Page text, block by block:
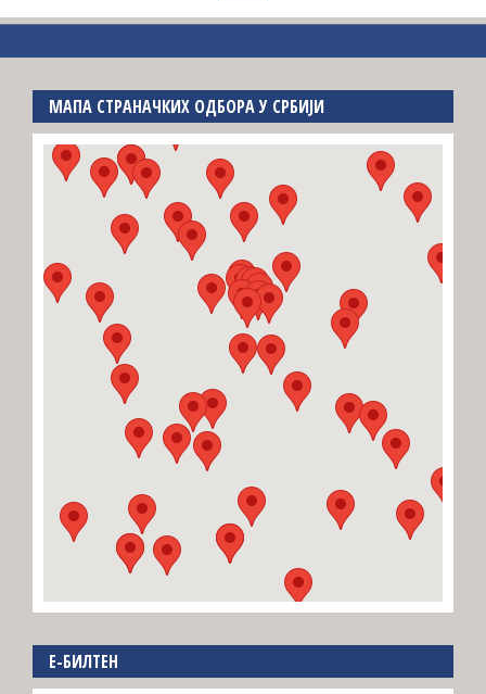
МАПА СТРАНАЧКИХ ОДБОРА У СРБИЈИ
E-БИЛТЕН